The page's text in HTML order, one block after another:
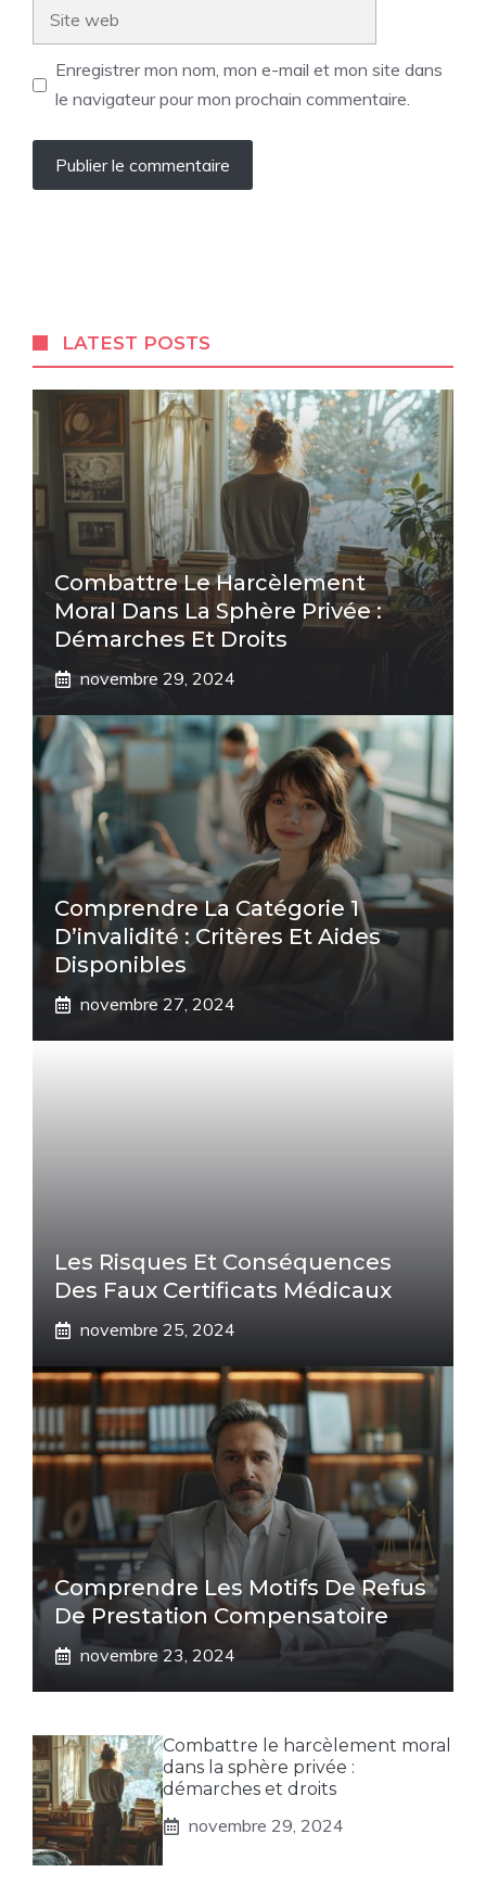
Enregistrer mon nom, mon e-mail et mon site dans
le navigateur pour mon prochain commentaire.
LATEST POSTS
Combattre Le Harcèlement
Moral Dans La Sphère Privée :
Démarches Et Droits
novembre 29, 2024
Comprendre La Catégorie 1
D’invalidité : Critères Et Aides
Disponibles
novembre 27, 2024
Les Risques Et Conséquences
Des Faux Certificats Médicaux
novembre 25, 2024
Comprendre Les Motifs De Refus
De Prestation Compensatoire
novembre 23, 2024
Combattre le harcèlement moral
dans la sphère privée :
démarches et droits
novembre 29, 2024